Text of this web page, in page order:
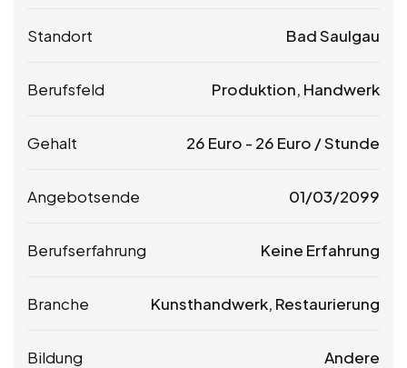
Standort Bad Saulgau
Berufsfeld Produktion, Handwerk
Gehalt 26 Euro - 26 Euro / Stunde
Angebotsende 01/03/2099
Berufserfahrung Keine Erfahrung
Branche Kunsthandwerk, Restaurierung
Bildung Andere